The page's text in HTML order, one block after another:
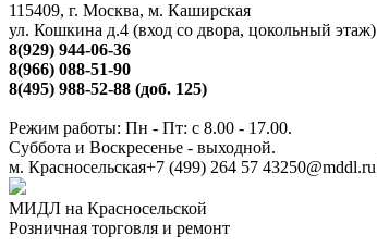
115409, г. Москва, м. Каширская
ул. Кошкина д.4 (вход со двора, цокольный этаж)
8(929) 944-06-36
8(966) 088-51-90
8(495) 988-52-88 (доб. 125)
Режим работы: Пн - Пт: с 8.00 - 17.00.
Суббота и Воскресенье - выходной.
м. Красносельская+7 (499) 264 57 43250@mddl.ru
МИДЛ на Красносельской
Розничная торговля и ремонт